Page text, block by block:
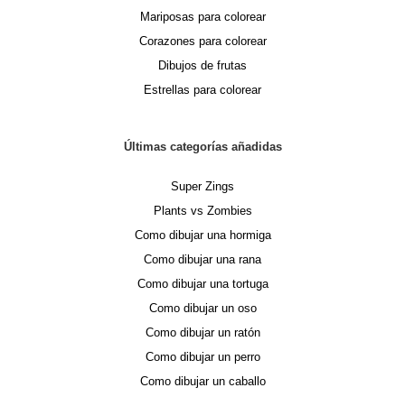
Mariposas para colorear
Corazones para colorear
Dibujos de frutas
Estrellas para colorear
Últimas categorías añadidas
Super Zings
Plants vs Zombies
Como dibujar una hormiga
Como dibujar una rana
Como dibujar una tortuga
Como dibujar un oso
Como dibujar un ratón
Como dibujar un perro
Como dibujar un caballo